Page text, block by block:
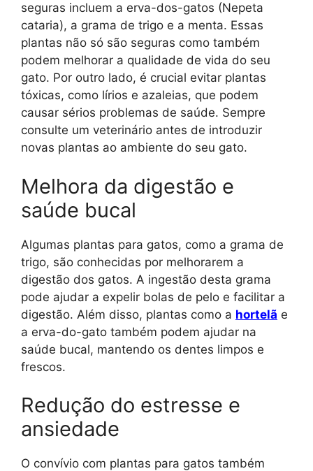
seguras incluem a erva-dos-gatos (Nepeta
cataria), a grama de trigo e a menta. Essas
plantas não só são seguras como também
podem melhorar a qualidade de vida do seu
gato. Por outro lado, é crucial evitar plantas
tóxicas, como lírios e azaleias, que podem
causar sérios problemas de saúde. Sempre
consulte um veterinário antes de introduzir
novas plantas ao ambiente do seu gato.
Melhora da digestão e
saúde bucal
Algumas plantas para gatos, como a grama de
trigo, são conhecidas por melhorarem a
digestão dos gatos. A ingestão desta grama
pode ajudar a expelir bolas de pelo e facilitar a
digestão. Além disso, plantas como a hortelã e
a erva-do-gato também podem ajudar na
saúde bucal, mantendo os dentes limpos e
frescos.
Redução do estresse e
ansiedade
O convívio com plantas para gatos também